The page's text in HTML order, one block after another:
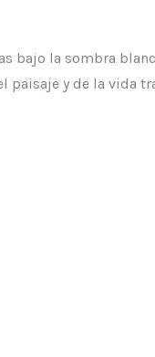
bajo la sombra
paisaje y de la vida